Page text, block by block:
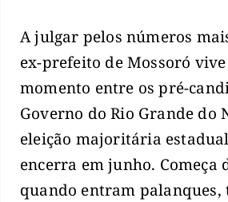
A julgar pelos números
ex-prefeito de Mossoró
momento entre os pré-
Governo do Rio Grande do
eleição majoritária
encerra em junho. Começa
quando entram palanques,